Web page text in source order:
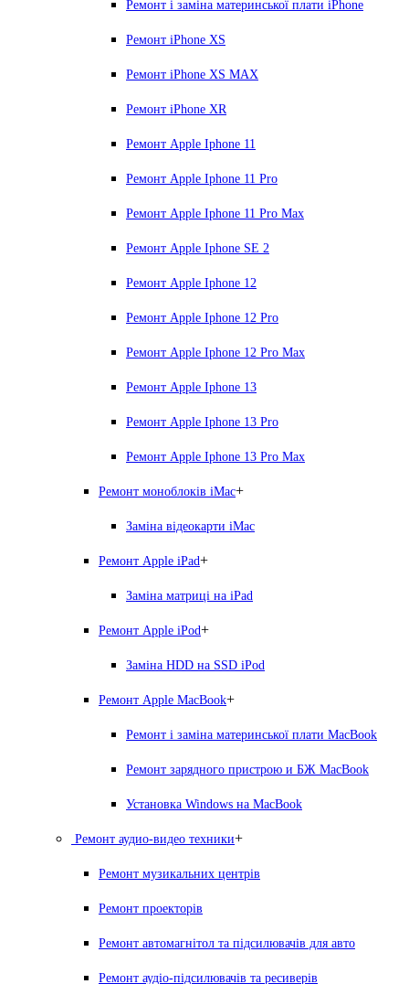
Ремонт і заміна материнської плати iPhone
Ремонт iPhone XS
Ремонт iPhone XS MAX
Ремонт iPhone XR
Ремонт Apple Iphone 11
Ремонт Apple Iphone 11 Pro
Ремонт Apple Iphone 11 Pro Max
Ремонт Apple Iphone SE 2
Ремонт Apple Iphone 12
Ремонт Apple Iphone 12 Pro
Ремонт Apple Iphone 12 Pro Max
Ремонт Apple Iphone 13
Ремонт Apple Iphone 13 Pro
Ремонт Apple Iphone 13 Pro Max
Ремонт моноблоків iMac+
Заміна відеокарти iMac
Ремонт Apple iPad+
Заміна матриці на iPad
Ремонт Apple iPod+
Заміна HDD на SSD iPod
Ремонт Apple MacBook+
Ремонт і заміна материнської плати MacBook
Ремонт зарядного пристрою и БЖ MacBook
Установка Windows на MacBook
Ремонт аудио-видео техники+
Ремонт музикальних центрів
Ремонт проекторів
Ремонт автомагнітол та підсилювачів для авто
Ремонт аудіо-підсилювачів та ресиверів